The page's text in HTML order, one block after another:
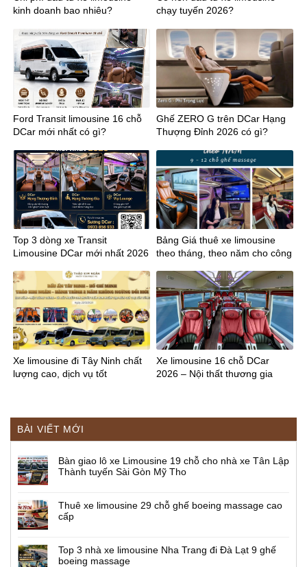
BÀI VIẾT MỚI
Bàn giao lô xe Limousine 19 chỗ cho nhà xe Tân Lập
Thành tuyến Sài Gòn Mỹ Tho
Thuê xe limousine 29 chỗ ghế boeing massage cao
cấp
Top 3 nhà xe limousine Nha Trang đi Đà Lạt 9 ghế
boeing massage
kinh doanh bao nhiêu?
chạy tuyến 2026?
Ford Transit limousine 16 chỗ
DCar mới nhất có gì?
Ghế ZERO G trên DCar Hạng
Thượng Đỉnh 2026 có gì?
Top 3 dòng xe Transit
Limousine DCar mới nhất 2026
Bảng Giá thuê xe limousine
theo tháng, theo năm cho công
Xe limousine đi Tây Ninh chất
lượng cao, dịch vụ tốt
Xe limousine 16 chỗ DCar
2026 – Nội thất thương gia